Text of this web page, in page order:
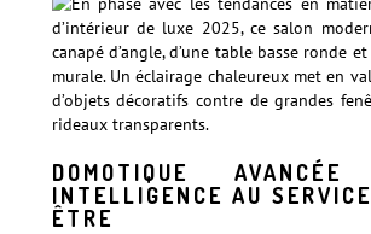
DOMOTIQUE
INTELLIGENCE AU
ÊTRE